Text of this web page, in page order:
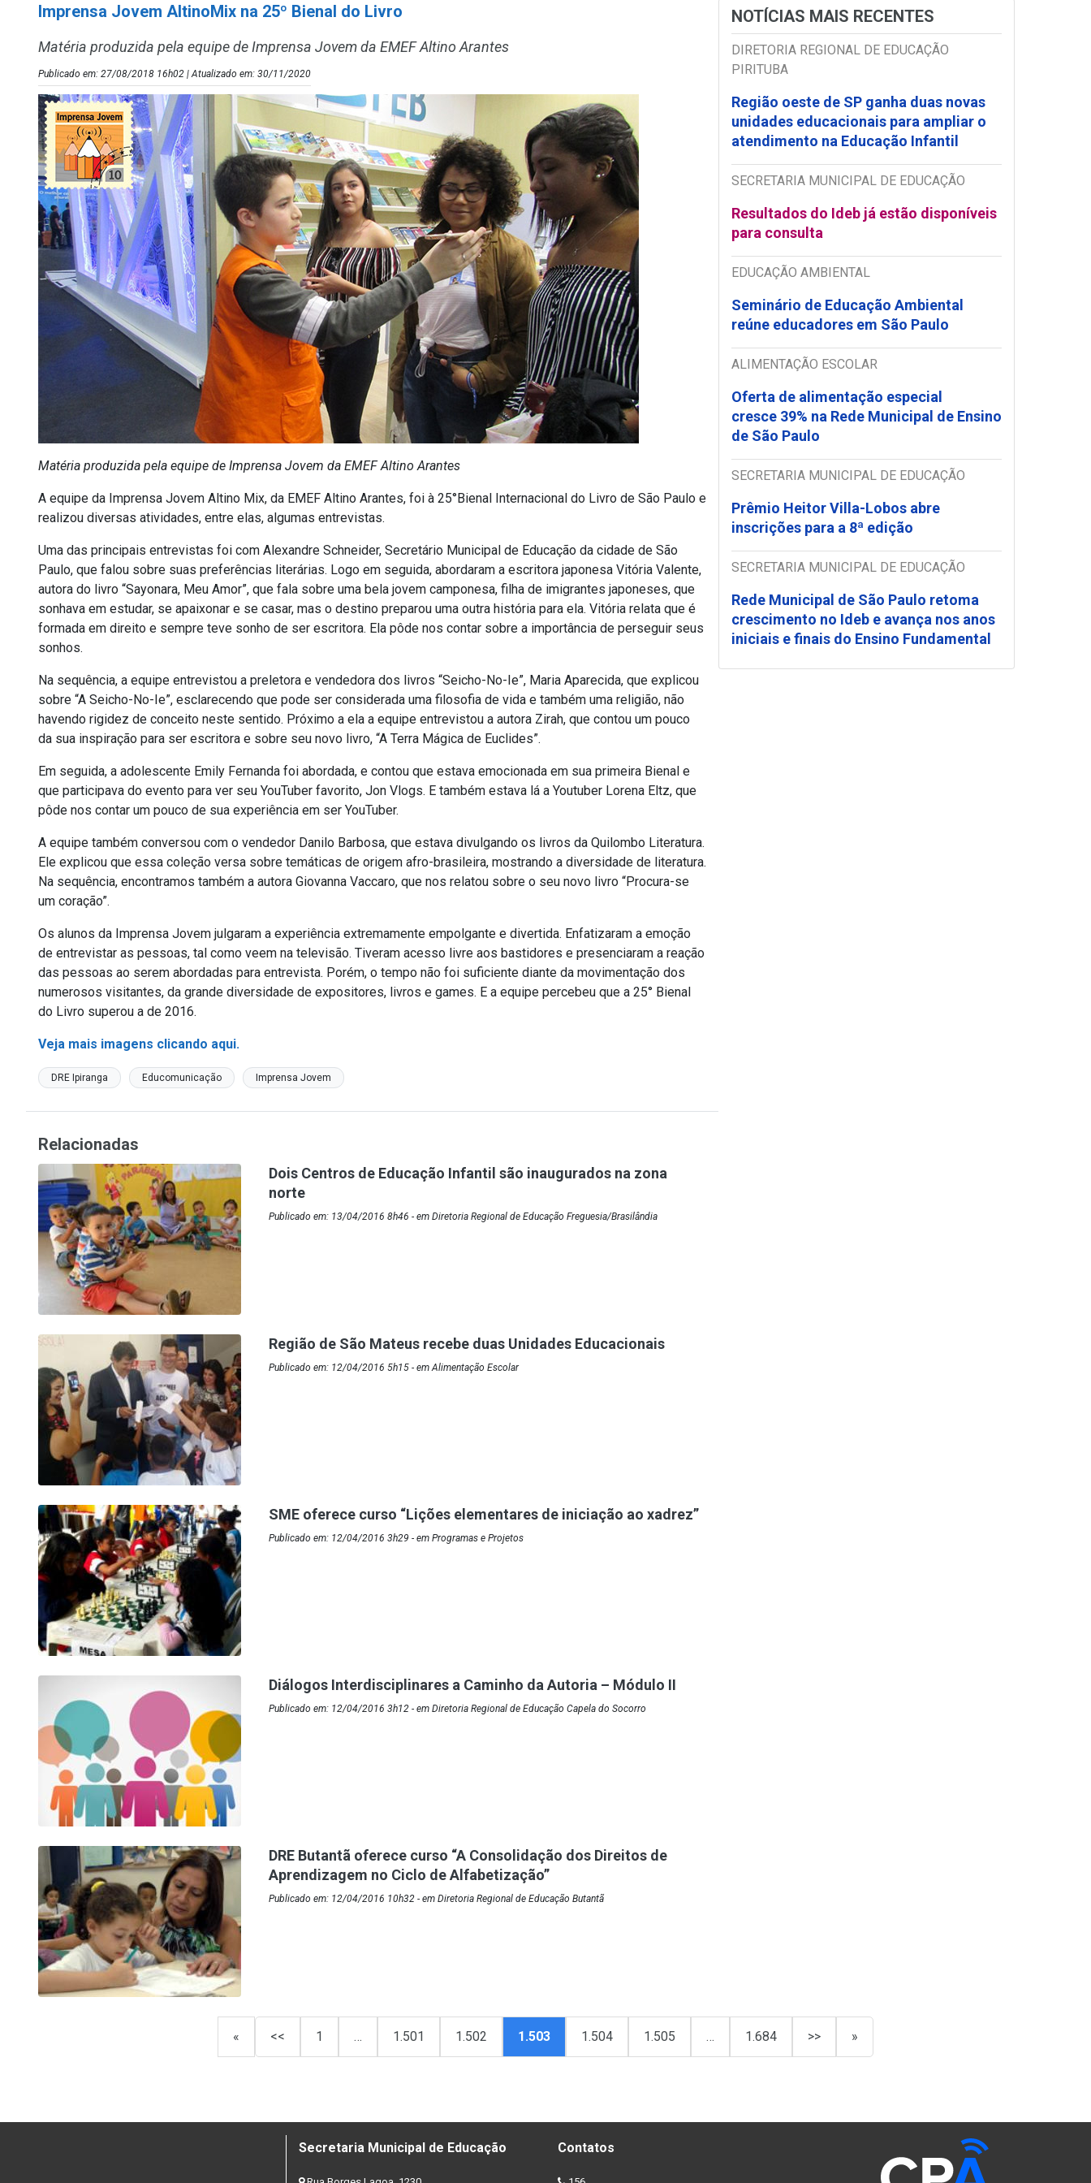
Imprensa Jovem AltinoMix na 25º Bienal do Livro
Matéria produzida pela equipe de Imprensa Jovem da EMEF Altino Arantes
Publicado em: 27/08/2018 16h02 | Atualizado em: 30/11/2020
Matéria produzida pela equipe de Imprensa Jovem da EMEF Altino Arantes
A equipe da Imprensa Jovem Altino Mix, da EMEF Altino Arantes, foi à 25°Bienal Internacional do Livro de São Paulo e
realizou diversas atividades, entre elas, algumas entrevistas.
Uma das principais entrevistas foi com Alexandre Schneider, Secretário Municipal de Educação da cidade de São
Paulo, que falou sobre suas preferências literárias. Logo em seguida, abordaram a escritora japonesa Vitória Valente,
autora do livro “Sayonara, Meu Amor”, que fala sobre uma bela jovem camponesa, filha de imigrantes japoneses, que
sonhava em estudar, se apaixonar e se casar, mas o destino preparou uma outra história para ela. Vitória relata que é
formada em direito e sempre teve sonho de ser escritora. Ela pôde nos contar sobre a importância de perseguir seus
sonhos.
Na sequência, a equipe entrevistou a preletora e vendedora dos livros “Seicho-No-Ie”, Maria Aparecida, que explicou
sobre “A Seicho-No-Ie”, esclarecendo que pode ser considerada uma filosofia de vida e também uma religião, não
havendo rigidez de conceito neste sentido. Próximo a ela a equipe entrevistou a autora Zirah, que contou um pouco
da sua inspiração para ser escritora e sobre seu novo livro, “A Terra Mágica de Euclides”.
Em seguida, a adolescente Emily Fernanda foi abordada, e contou que estava emocionada em sua primeira Bienal e
que participava do evento para ver seu YouTuber favorito, Jon Vlogs. E também estava lá a Youtuber Lorena Eltz, que
pôde nos contar um pouco de sua experiência em ser YouTuber.
A equipe também conversou com o vendedor Danilo Barbosa, que estava divulgando os livros da Quilombo Literatura.
Ele explicou que essa coleção versa sobre temáticas de origem afro-brasileira, mostrando a diversidade de literatura.
Na sequência, encontramos também a autora Giovanna Vaccaro, que nos relatou sobre o seu novo livro “Procura-se
um coração”.
Os alunos da Imprensa Jovem julgaram a experiência extremamente empolgante e divertida. Enfatizaram a emoção
de entrevistar as pessoas, tal como veem na televisão. Tiveram acesso livre aos bastidores e presenciaram a reação
das pessoas ao serem abordadas para entrevista. Porém, o tempo não foi suficiente diante da movimentação dos
numerosos visitantes, da grande diversidade de expositores, livros e games. E a equipe percebeu que a 25° Bienal
do Livro superou a de 2016.
Veja mais imagens clicando aqui.
DRE Ipiranga Educomunicação Imprensa Jovem
NOTÍCIAS MAIS RECENTES
DIRETORIA REGIONAL DE EDUCAÇÃO
PIRITUBA
Região oeste de SP ganha duas novas
unidades educacionais para ampliar o
atendimento na Educação Infantil
SECRETARIA MUNICIPAL DE EDUCAÇÃO
Resultados do Ideb já estão disponíveis
para consulta
EDUCAÇÃO AMBIENTAL
Seminário de Educação Ambiental
reúne educadores em São Paulo
ALIMENTAÇÃO ESCOLAR
Oferta de alimentação especial
cresce 39% na Rede Municipal de Ensino
de São Paulo
SECRETARIA MUNICIPAL DE EDUCAÇÃO
Prêmio Heitor Villa-Lobos abre
inscrições para a 8ª edição
SECRETARIA MUNICIPAL DE EDUCAÇÃO
Rede Municipal de São Paulo retoma
crescimento no Ideb e avança nos anos
iniciais e finais do Ensino Fundamental
Relacionadas
Dois Centros de Educação Infantil são inaugurados na zona
norte
Publicado em: 13/04/2016 8h46 - em Diretoria Regional de Educação Freguesia/Brasilândia
Região de São Mateus recebe duas Unidades Educacionais
Publicado em: 12/04/2016 5h15 - em Alimentação Escolar
SME oferece curso “Lições elementares de iniciação ao xadrez”
Publicado em: 12/04/2016 3h29 - em Programas e Projetos
Diálogos Interdisciplinares a Caminho da Autoria – Módulo II
Publicado em: 12/04/2016 3h12 - em Diretoria Regional de Educação Capela do Socorro
DRE Butantã oferece curso “A Consolidação dos Direitos de
Aprendizagem no Ciclo de Alfabetização”
Publicado em: 12/04/2016 10h32 - em Diretoria Regional de Educação Butantã
« << 1 … 1.501 1.502 1.503 1.504 1.505 … 1.684 >> »
Secretaria Municipal de Educação Contatos